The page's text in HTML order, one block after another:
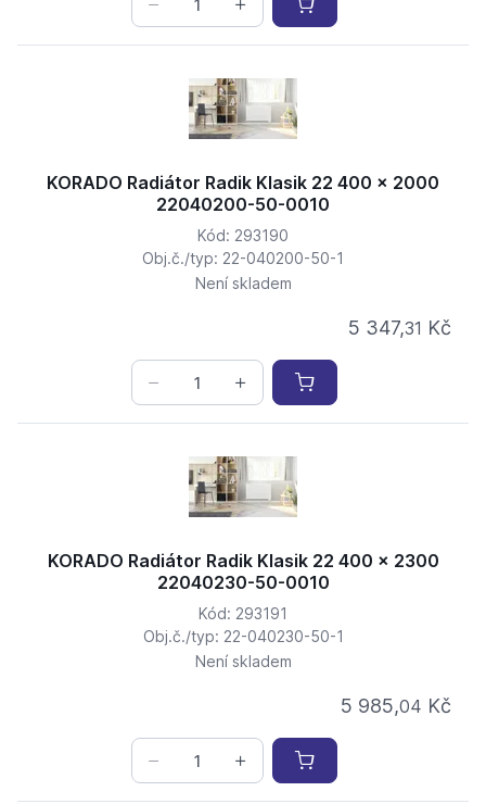
KORADO Radiátor Radik Klasik 22 400 x 2000
22040200-50-0010
Kód: 293190
Obj.č./typ: 22-040200-50-1
Není skladem
5 347,31 Kč
KORADO Radiátor Radik Klasik 22 400 x 2300
22040230-50-0010
Kód: 293191
Obj.č./typ: 22-040230-50-1
Není skladem
5 985,04 Kč